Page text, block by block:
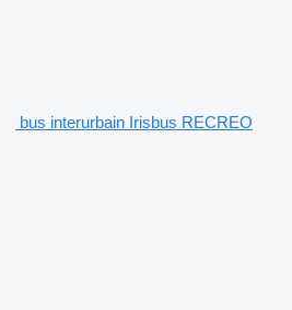
bus interurbain Irisbus RECREO